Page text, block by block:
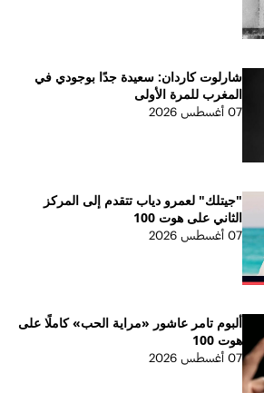
شارلوت كاردان: سعيدة جدًا بوجودي في
المغرب للمرة الأولى
07 أغسطس 2026
"جيتلك" لعمرو دياب تتقدم إلى المركز
الثاني على هوت 100
07 أغسطس 2026
ألبوم تامر عاشور «مراية الحب» كاملًا على
هوت 100
07 أغسطس 2026